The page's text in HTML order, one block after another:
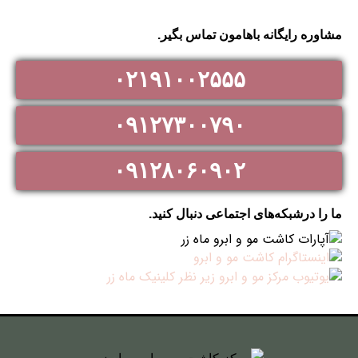
مشاوره رایگانه باهامون تماس بگیر.
۰۲۱۹۱۰۰۲۵۵۵
۰۹۱۲۷۳۰۰۷۹۰
۰۹۱۲۸۰۶۰۹۰۲
ما را درشبکه‌های اجتماعی دنبال کنید.